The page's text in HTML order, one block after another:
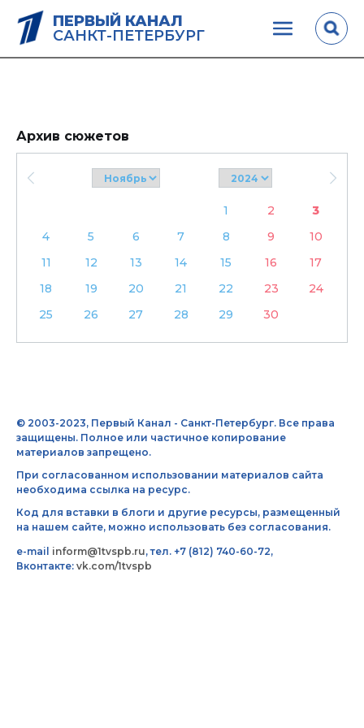
ПЕРВЫЙ КАНАЛ
САНКТ-ПЕТЕРБУРГ
Архив сюжетов
1 2
3
4
5 6 7 8 9
10
11
12 13 14 15 16
17
18
19 20 21 22 23
24
25
26 27 28 29 30
© 2003-2023, Первый Канал - Санкт-Петербург. Все права
защищены. Полное или частичное копирование
материалов запрещено.
При согласованном использовании материалов сайта
необходима ссылка на ресурс.
Код для вставки в блоги и другие ресурсы, размещенный
на нашем сайте, можно использовать без согласования.
e-mail inform@1tvspb.ru, тел. +7 (812) 740-60-72,
Вконтакте: vk.com/1tvspb